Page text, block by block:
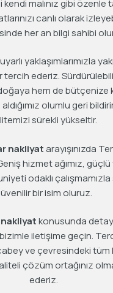
malınız gibi özenle
canlı olarak
her an bilgi sahibi
yaklaşımlarımızla
tercih ederiz.
hem de bütçenize
olumlu geri
sürekli yükseltir.
nakliyatarayışınızda
hizmet ağımız,
odaklı
bir isim oluruz.
konusunda
iletişime geçin.
ve çevresindeki tüm
çözüm ortağınız
ederiz.